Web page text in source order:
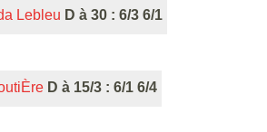
Lebleu D à 30 : 6/3 6/1
D à 15/3 : 6/1 6/4